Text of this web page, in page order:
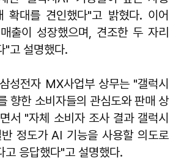
확대를 견인했다"고 밝혔다. 이어
출이 성장했으며, 견조한 두 자리
"고 설명했다.
성전자 MX사업부 상무는 "갤럭시
향한 소비자들의 관심도와 판매 상
서 "자체 소비자 조사 결과 갤럭시
정도가 AI 기능을 사용할 의도로
고 응답했다"고 설명했다.